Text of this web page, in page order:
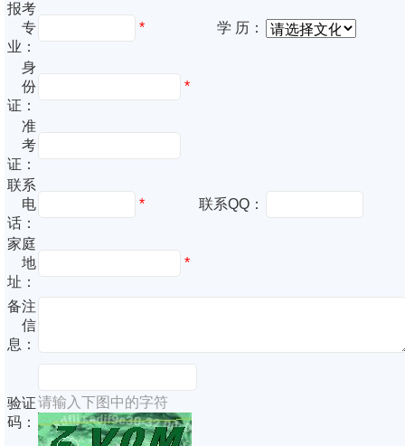
报考
专
业：
* 学 历：
身
份
证：
*
准
考
证：
联系
电
话：
* 联系QQ：
家庭
地
址：
*
备注
信
息：
验证
码：
请输入下图中的字符